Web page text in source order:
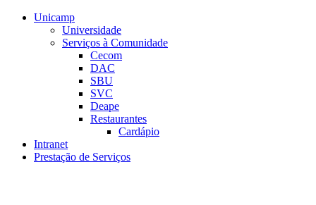
Conteúdo principal
Unicamp
Universidade
Serviços à Comunidade
Cecom
DAC
SBU
SVC
Deape
Restaurantes
Cardápio
Intranet
Prestação de Serviços